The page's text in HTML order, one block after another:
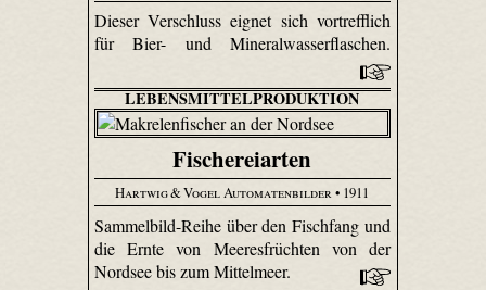
Dieser Verschluss eignet sich vortrefflich
für Bier- und Mineralwasserflaschen.
LEBENSMITTELPRODUKTION
Fischereiarten
Hartwig & Vogel Automatenbilder• 1911
Sammelbild-Reihe über den Fischfang und
die Ernte von Meeresfrüchten von der
Nordsee bis zum Mittelmeer.